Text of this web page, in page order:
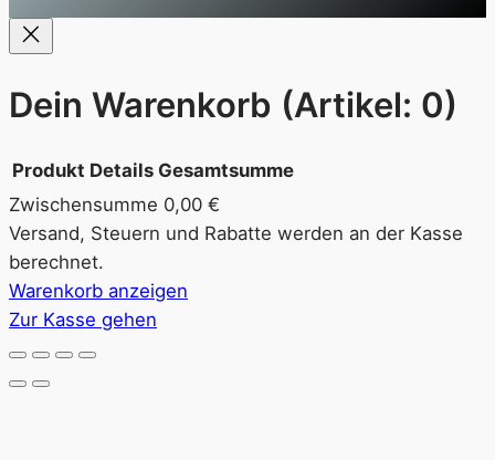
Dein Warenkorb (Artikel: 0)
Produkte
im
Warenkorb
Produkt Details Gesamtsumme
Zwischensumme 0,00 €
Versand, Steuern und Rabatte werden an der Kasse
berechnet.
Warenkorb anzeigen
Zur Kasse gehen